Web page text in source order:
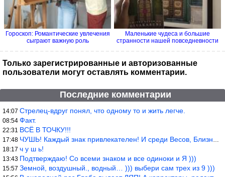
Гороскоп: Романтические увлечения
сыграют важную роль
Маленькие чудеса и большие
странности нашей повседневности
Только зарегистрированные и авторизованные
пользователи могут оставлять комментарии.
Последние комментарии
14:07 Стрелец-вдруг понял, что одному то и жить легче.
08:54 Факт.
22:31 ВСЁ В ТОЧКУ!!!
17:48 ЧУШЬ! Каждый знак привлекателен! И среди Весов, Близнецов встреч
18:17 ч у ш ь!
13:43 Подтверждаю! Со всеми знаком и все одиноки и Я )))
15:57 Земной, воздушный., водный… ))) выбери сам трех из 9 )))